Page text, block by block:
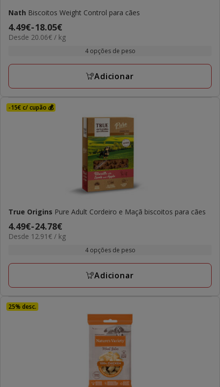
Nath Biscoitos Weight Control para cães
Preço
de
a
4.49€-18.05€
20.06€
Desde 20.06€ / kg
4 opções de peso
Adicionar
-15€ c/ cupão 💰
True Origins Pure Adult Cordeiro e Maçã biscoitos para cães
Preço
de
a
4.49€-24.78€
12.91€
Desde 12.91€ / kg
4 opções de peso
Adicionar
25% desc.